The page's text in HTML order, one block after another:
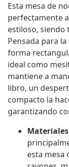
Esta mesa de
perfectamente
estiloso,
Pensada para
forma
ideal como
mantiene a
libro, un
compacto la
garantizando
esta mesa